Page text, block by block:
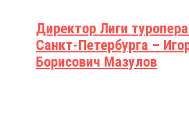
Директор Лиги
Санкт-Петербурга –
Борисович Мазулов